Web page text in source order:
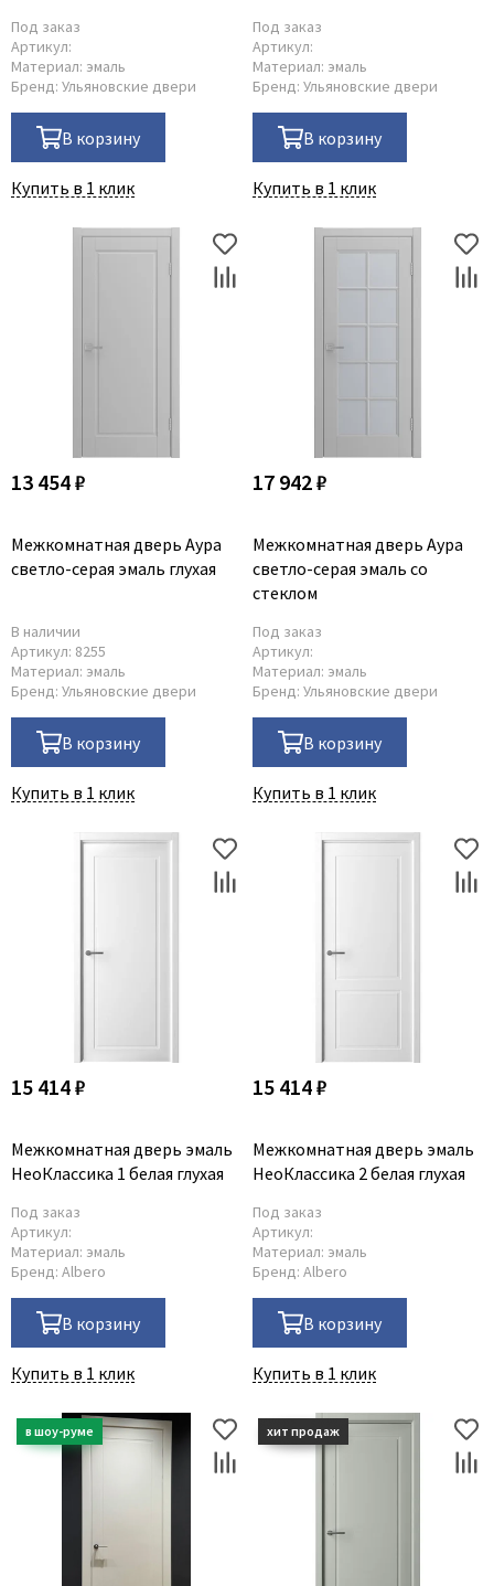
Под заказ
Артикул:
Материал: эмаль
Бренд: Ульяновские двери
В корзину
Купить в 1 клик
Под заказ
Артикул:
Материал: эмаль
Бренд: Ульяновские двери
В корзину
Купить в 1 клик
13 454 ₽
Межкомнатная дверь Аура
светло-серая эмаль глухая
В наличии
Артикул: 8255
Материал: эмаль
Бренд: Ульяновские двери
В корзину
Купить в 1 клик
17 942 ₽
Межкомнатная дверь Аура
светло-серая эмаль со
стеклом
Под заказ
Артикул:
Материал: эмаль
Бренд: Ульяновские двери
В корзину
Купить в 1 клик
15 414 ₽
Межкомнатная дверь эмаль
НеоКлассика 1 белая глухая
Под заказ
Артикул:
Материал: эмаль
Бренд: Albero
В корзину
Купить в 1 клик
15 414 ₽
Межкомнатная дверь эмаль
НеоКлассика 2 белая глухая
Под заказ
Артикул:
Материал: эмаль
Бренд: Albero
В корзину
Купить в 1 клик